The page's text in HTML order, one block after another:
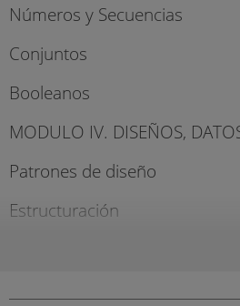
Números y Secuencias
Conjuntos
Booleanos
MODULO IV. DISEÑOS,
Patrones de diseño
Estructuración